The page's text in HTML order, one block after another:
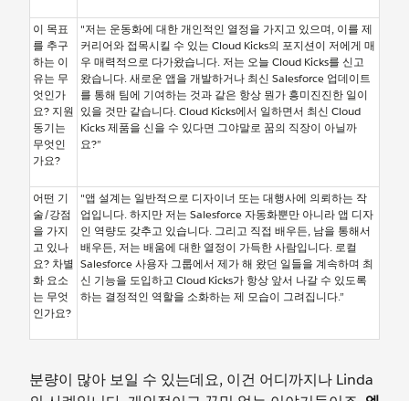
이 목표
를 추구
하는 이
유는 무
엇인가
요? 지원
동기는
무엇인
가요?
"저는 운동화에 대한 개인적인 열정을 가지고 있으며, 이를 제
커리어와 접목시킬 수 있는 Cloud Kicks의 포지션이 저에게 매
우 매력적으로 다가왔습니다. 저는 오늘 Cloud Kicks를 신고
왔습니다. 새로운 앱을 개발하거나 최신 Salesforce 업데이트
를 통해 팀에 기여하는 것과 같은 항상 뭔가 흥미진진한 일이
있을 것만 같습니다. Cloud Kicks에서 일하면서 최신 Cloud
Kicks 제품을 신을 수 있다면 그야말로 꿈의 직장이 아닐까
요?”
어떤 기
술/강점
을 가지
고 있나
요? 차별
화 요소
는 무엇
인가요?
"앱 설계는 일반적으로 디자이너 또는 대행사에 의뢰하는 작
업입니다. 하지만 저는 Salesforce 자동화뿐만 아니라 앱 디자
인 역량도 갖추고 있습니다. 그리고 직접 배우든, 남을 통해서
배우든, 저는 배움에 대한 열정이 가득한 사람입니다. 로컬
Salesforce 사용자 그룹에서 제가 해 왔던 일들을 계속하며 최
신 기능을 도입하고 Cloud Kicks가 항상 앞서 나갈 수 있도록
하는 결정적인 역할을 소화하는 제 모습이 그려집니다.”
분량이 많아 보일 수 있는데요, 이건 어디까지나 Linda